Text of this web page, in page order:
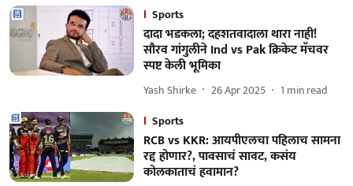
Sports
दादा भडकला; दहशतवादाला थारा नाही!
सौरव गांगुलीने Ind vs Pak क्रिकेट मॅचवर
स्पष्ट केली भूमिका
Yash Shirke 26 Apr 2025 1 min read
Sports
RCB vs KKR: आयपीएलचा पहिलाच सामना
रद्द होणार?, पावसाचं सावट, कसंय
कोलकाताचं हवामान?